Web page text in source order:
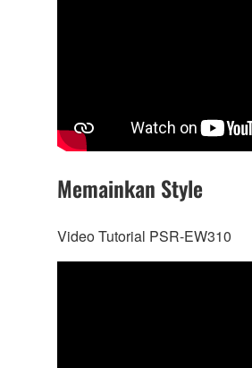
Memainkan Style
Video Tutorial PSR-EW310